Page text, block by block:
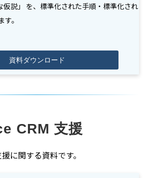
仮説」 を、標準化された手順・標準化され
。
資料ダウンロード
CRM 支援
に関する資料です。